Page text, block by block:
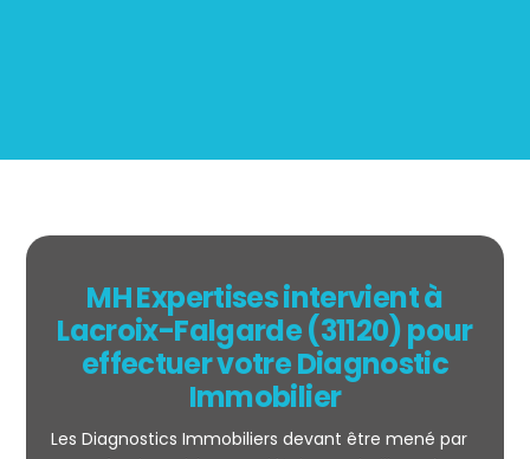
MH Expertises intervient à
Lacroix-Falgarde (31120) pour
effectuer votre Diagnostic
Immobilier
Les Diagnostics Immobiliers devant être mené par